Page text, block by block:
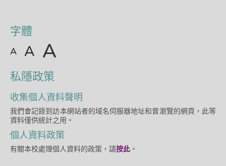
字體
A A A
私隱政策
收集個人資料聲明
我們會記錄到訪本網站者的域名伺服器地址和曾瀏覽的網頁，此等
資料僅供統計之用。
個人資料政策
有關本校處理個人資料的政策，請按此 。